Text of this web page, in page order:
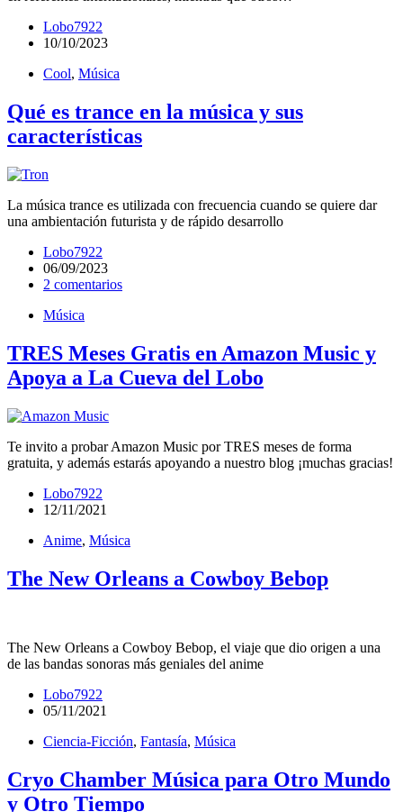
Lobo7922
10/10/2023
Cool, Música
Qué es trance en la música y sus
características
La música trance es utilizada con frecuencia cuando se quiere dar
una ambientación futurista y de rápido desarrollo
Lobo7922
06/09/2023
2 comentarios
Música
TRES Meses Gratis en Amazon Music y
Apoya a La Cueva del Lobo
Te invito a probar Amazon Music por TRES meses de forma
gratuita, y además estarás apoyando a nuestro blog ¡muchas gracias!
Lobo7922
12/11/2021
Anime, Música
The New Orleans a Cowboy Bebop
The New Orleans a Cowboy Bebop, el viaje que dio origen a una
de las bandas sonoras más geniales del anime
Lobo7922
05/11/2021
Ciencia-Ficción, Fantasía, Música
Cryo Chamber Música para Otro Mundo
y Otro Tiempo